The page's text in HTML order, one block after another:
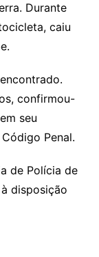
Durante
caiu
confirmou-
seu
Penal.
de Polícia de
disposição